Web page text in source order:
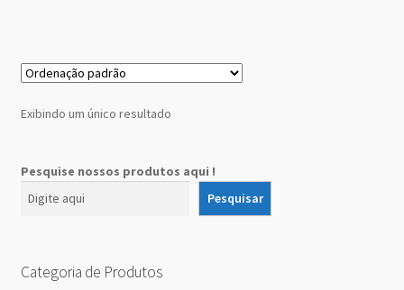
Dony Locações
Portfolio
Logo
Exibindo um único resultado
Pesquise nossos produtos aqui !
Pesquisar
Categoria de Produtos